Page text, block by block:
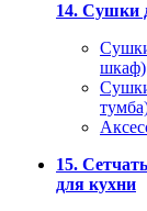
14. Сушки
шкаф)
15.
для кухни